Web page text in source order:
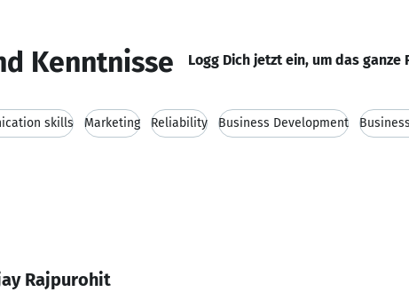
Kenntnisse Logg Dich jetzt ein, um das ganze
skills Marketing Reliability Business Development
Rajpurohit